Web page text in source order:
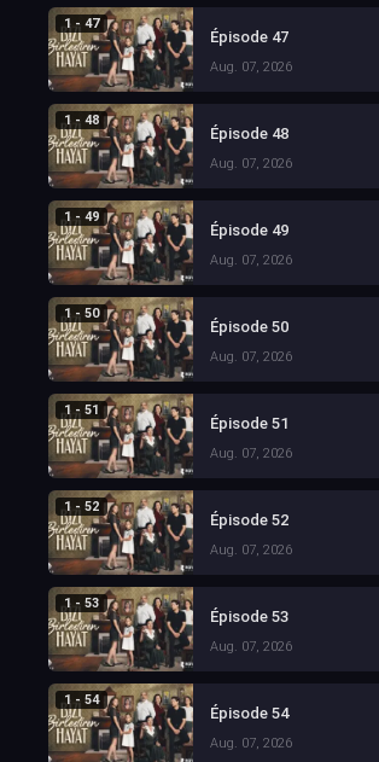
1 - 47
Épisode 47
Aug. 07, 2026
1 - 48
Épisode 48
Aug. 07, 2026
1 - 49
Épisode 49
Aug. 07, 2026
1 - 50
Épisode 50
Aug. 07, 2026
1 - 51
Épisode 51
Aug. 07, 2026
1 - 52
Épisode 52
Aug. 07, 2026
1 - 53
Épisode 53
Aug. 07, 2026
1 - 54
Épisode 54
Aug. 07, 2026